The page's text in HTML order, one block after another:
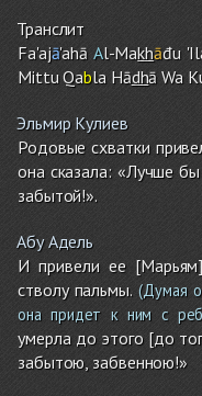
Транслит
Fa'ajā'ahā Al-Makhāđu
Mittu Qabla Hādhā Wa
Эльмир Кулиев
Родовые схватки
она сказала: «Лучше
забытой!».
Абу Адель
И привели ее
стволу пальмы.(Думая о
она придет к ним с
умерла до этого [до
забытою, забвенною!»